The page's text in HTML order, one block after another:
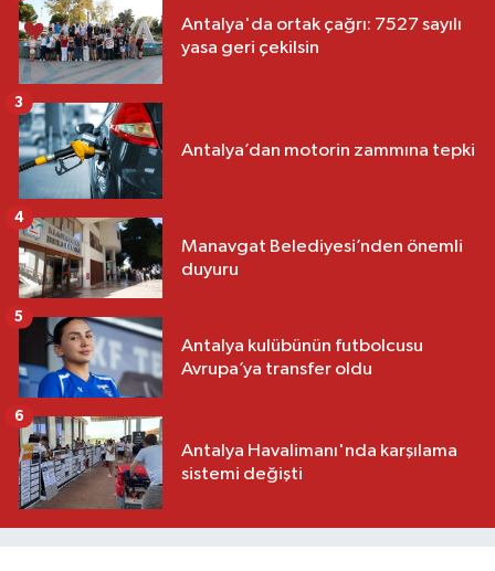
Antalya'da ortak çağrı: 7527 sayılı
yasa geri çekilsin
Antalya’dan motorin zammına tepki
3
Manavgat Belediyesi’nden önemli
duyuru
4
Antalya kulübünün futbolcusu
Avrupa’ya transfer oldu
5
Antalya Havalimanı'nda karşılama
sistemi değişti
6